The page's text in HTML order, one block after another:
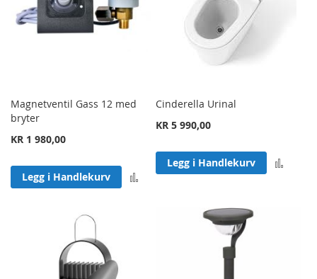
Magnetventil Gass 12 med
bryter
KR 1 980,00
Legg i Handlekurv Legg til sammenligning
Cinderella Urinal
KR 5 990,00
Legg i Handlekurv